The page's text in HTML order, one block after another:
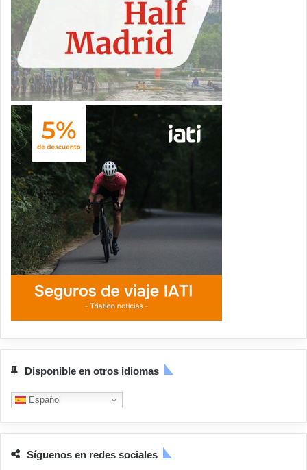
Disponible en otros idiomas
Español
Síguenos en redes sociales